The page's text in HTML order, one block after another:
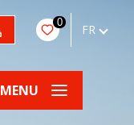
0 FR
MENU